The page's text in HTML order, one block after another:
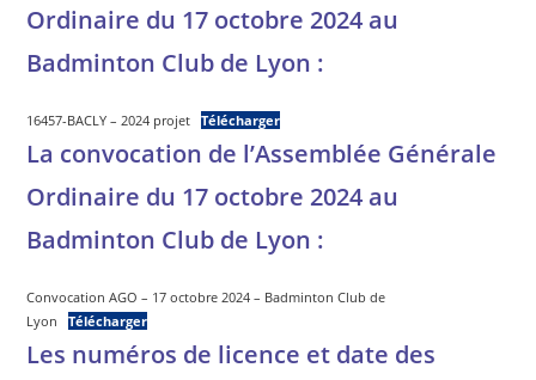
Ordinaire du 17 octobre 2024 au
Badminton Club de Lyon :
16457-BACLY – 2024 projet Télécharger
La convocation de l’Assemblée Générale
Ordinaire du 17 octobre 2024 au
Badminton Club de Lyon :
Convocation AGO – 17 octobre 2024 – Badminton Club de
Lyon
Télécharger
Les numéros de licence et date des